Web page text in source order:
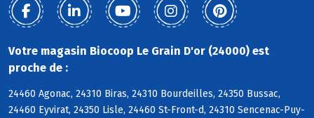
Votre magasin Biocoop Le Grain D'or (24000) est
proche de :
24460 Agonac, 24310 Biras, 24310 Bourdeilles, 24350 Bussac,
24460 Eyvirat, 24350 Lisle, 24460 St-Front-d, 24310 Sencenac-Puy-